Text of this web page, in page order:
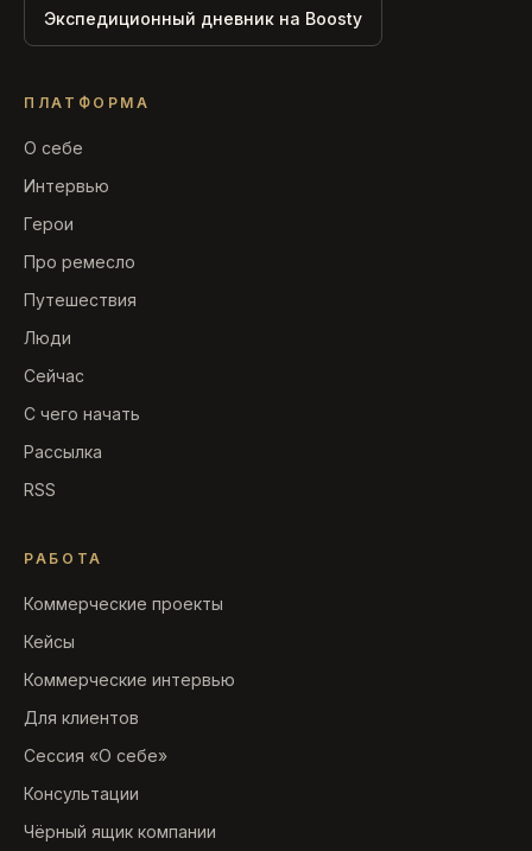
Экспедиционный дневник на Boosty
ПЛАТФОРМА
О себе
Интервью
Герои
Про ремесло
Путешествия
Люди
Сейчас
С чего начать
Рассылка
RSS
РАБОТА
Коммерческие проекты
Кейсы
Коммерческие интервью
Для клиентов
Сессия «О себе»
Консультации
Чёрный ящик компании